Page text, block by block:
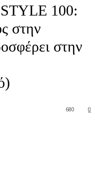
100:
στην
στην
0
680